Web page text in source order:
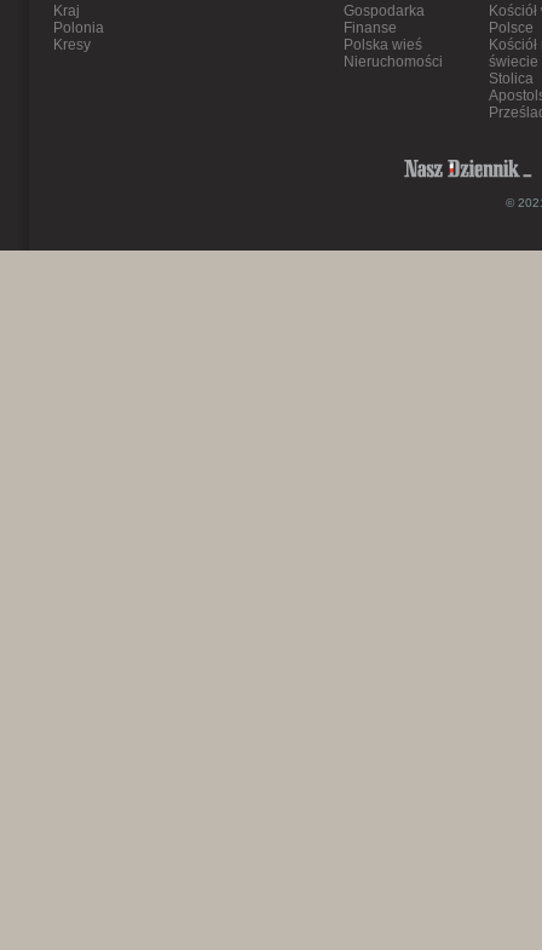
Kraj
Polonia
Kresy
Gospodarka
Finanse
Polska wieś
Nieruchomości
Kościół
Polsce
Kościół
świecie
Stolica
©